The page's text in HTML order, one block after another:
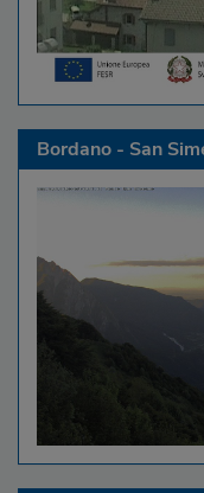
Bordano - San